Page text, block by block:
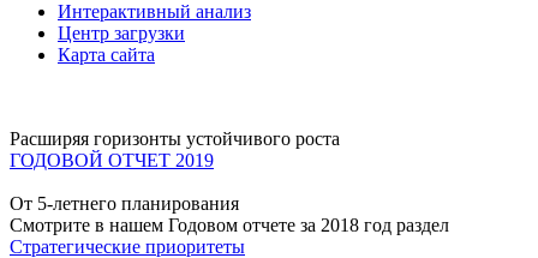
Интерактивный анализ
Центр загрузки
Карта сайта
Расширяя горизонты устойчивого роста
ГОДОВОЙ ОТЧЕТ 2019
От 5-летнего планирования
Смотрите в нашем Годовом отчете за 2018 год раздел
Стратегические приоритеты